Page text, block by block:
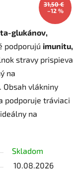
glukánov,
podporujú imunitu,
stravy prispieva
na
Obsah vlákniny
podporuje tráviaci
na
Skladom
10.08.2026
31,50 €
–12 %